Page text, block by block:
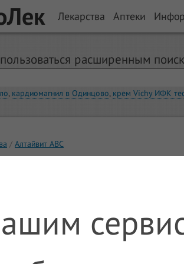
Лекарства Аптеки
расширенным
, кардиомагнил в Одинцово, крем Vichy ИФК
Алтайвит АВС
АВС